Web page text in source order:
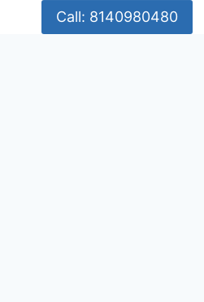
Call: 8140980480